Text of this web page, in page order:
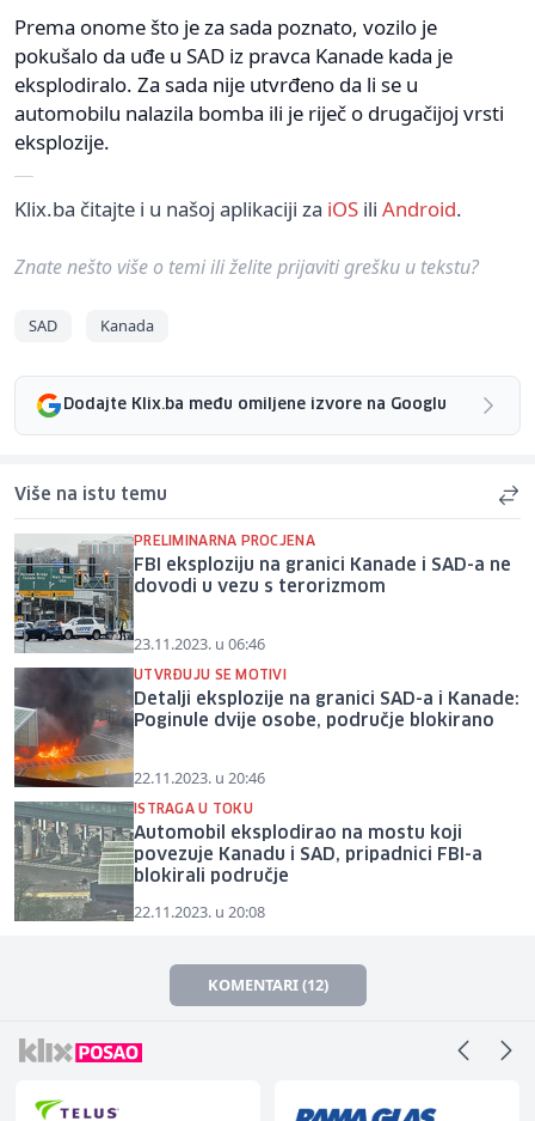
Prema onome što je za sada poznato, vozilo je
pokušalo da uđe u SAD iz pravca Kanade kada je
eksplodiralo. Za sada nije utvrđeno da li se u
automobilu nalazila bomba ili je riječ o drugačijoj vrsti
eksplozije.
Klix.ba čitajte i u našoj aplikaciji za iOS ili Android.
Znate nešto više o temi ili želite prijaviti grešku u tekstu?
SAD Kanada
Dodajte Klix.ba među omiljene izvore na Googlu
Više na istu temu
PRELIMINARNA PROCJENA
FBI eksploziju na granici Kanade i SAD-a ne
dovodi u vezu s terorizmom
23.11.2023. u 06:46
UTVRĐUJU SE MOTIVI
Detalji eksplozije na granici SAD-a i Kanade:
Poginule dvije osobe, područje blokirano
22.11.2023. u 20:46
ISTRAGA U TOKU
Automobil eksplodirao na mostu koji
povezuje Kanadu i SAD, pripadnici FBI-a
blokirali područje
22.11.2023. u 20:08
KOMENTARI (12)